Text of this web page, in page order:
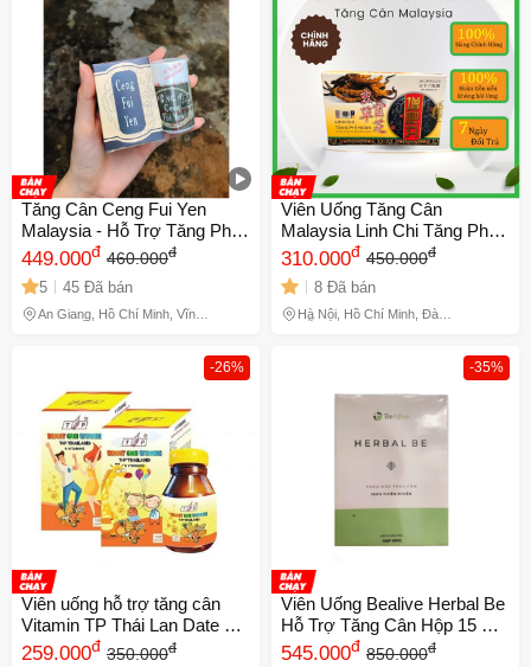
Tăng Cân Ceng Fui Yen
Malaysia - Hỗ Trợ Tăng Phì
Hoàn Tự Nhiên, Cải Thiện
Sức Khỏe và Chức Năng
Tiêu Hóa
449.000đ 460.000đ
5 45 Đã bán
An Giang, Hồ Chí Minh, Vĩnh
Viên Uống Tăng Cân
Malaysia Linh Chi Tăng Phì
Hoàn 30 Viên - Bổ Sung Dinh
Dưỡng, Kích Thích Thèm Ăn
và Cải Thiện Sức Khỏe
728384
310.000đ 450.000đ
8 Đã bán
Hà Nội, Hồ Chí Minh, Đà
-26%
Viên uống hỗ trợ tăng cân
Vitamin TP Thái Lan Date Xa
NK
259.000đ 350.000đ
-35%
Viên Uống Bealive Herbal Be
Hỗ Trợ Tăng Cân Hộp 15 Gói
30 viên NK chính hãng
545.000đ 850.000đ